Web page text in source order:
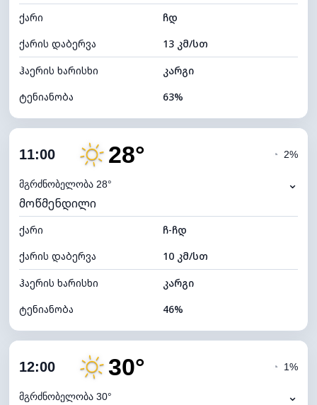
განათების ინდექსი 7 (ნათელი)
ღრუბლის სიმაღლე 9760 მ
ქარი
ჩდ
ქარის დაბერვა
13 კმ/სთ
ჰაერის ხარისხი
კარგი
ტენიანობა
63%
ღრუბლიანობა
ნამის წერტილი
ხილვადობა
განათების ინდექსი 7 (ნათელი)
ღრუბლის სიმაღლე 10400 მ
11:00 28°
მგრძნობელობა 28°
◔ 2%
⌄
მოწმენდილი
ქარი
ჩ-ჩდ
ქარის დაბერვა
10 კმ/სთ
ჰაერის ხარისხი
კარგი
ტენიანობა
46%
ღრუბლიანობა
ნამის წერტილი
12:00 30°
მგრძნობელობა 30°
◔ 1%
⌄